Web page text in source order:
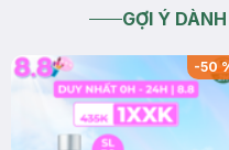
GỢI Ý
-50